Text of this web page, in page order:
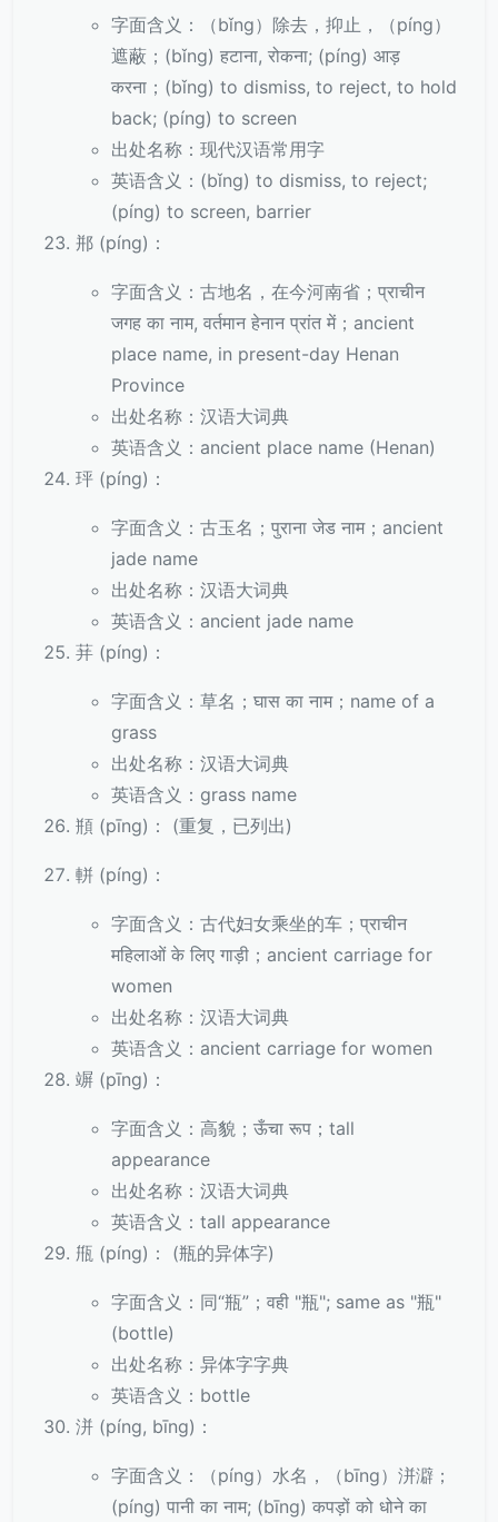
字面含义：（bǐng）除去，抑止，（píng）
遮蔽；(bǐng) हटाना, रोकना; (píng) आड़
करना；(bǐng) to dismiss, to reject, to hold
back; (píng) to screen
出处名称：现代汉语常用字
英语含义：(bǐng) to dismiss, to reject;
(píng) to screen, barrier
郱 (píng)：
字面含义：古地名，在今河南省；प्राचीन
जगह का नाम, वर्तमान हेनान प्रांत में；ancient
place name, in present-day Henan
Province
出处名称：汉语大词典
英语含义：ancient place name (Henan)
玶 (píng)：
字面含义：古玉名；पुराना जेड नाम；ancient
jade name
出处名称：汉语大词典
英语含义：ancient jade name
荓 (píng)：
字面含义：草名；घास का नाम；name of a
grass
出处名称：汉语大词典
英语含义：grass name
頩 (pīng)： (重复，已列出)
軿 (píng)：
字面含义：古代妇女乘坐的车；प्राचीन
महिलाओं के लिए गाड़ी；ancient carriage for
women
出处名称：汉语大词典
英语含义：ancient carriage for women
竮 (pīng)：
字面含义：高貌；ऊँचा रूप；tall
appearance
出处名称：汉语大词典
英语含义：tall appearance
甁 (píng)： (瓶的异体字)
字面含义：同“瓶”；वही "瓶"; same as "瓶"
(bottle)
出处名称：异体字字典
英语含义：bottle
洴 (píng, bīng)：
字面含义：（píng）水名，（bīng）洴澼；
(píng) पानी का नाम; (bīng) कपड़ों को धोने का